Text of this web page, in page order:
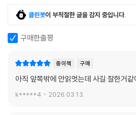
자신의 개를 세심하게 지켜보는 사람이 너
구에 들이는 시간은 충격적일 만큼 적다. …
있는 반려자, 그러니까 인간처럼 생각하고
에서)
저자는 또한 개의 행동에 대해 상세하게 아
클린봇이 부적절한 글을 감지 중입니다.
구매한줄평
종이책 구매
아직 앞쪽밖에 안읽엇는데 사길 잘한거
k*****4 2026.03.13.